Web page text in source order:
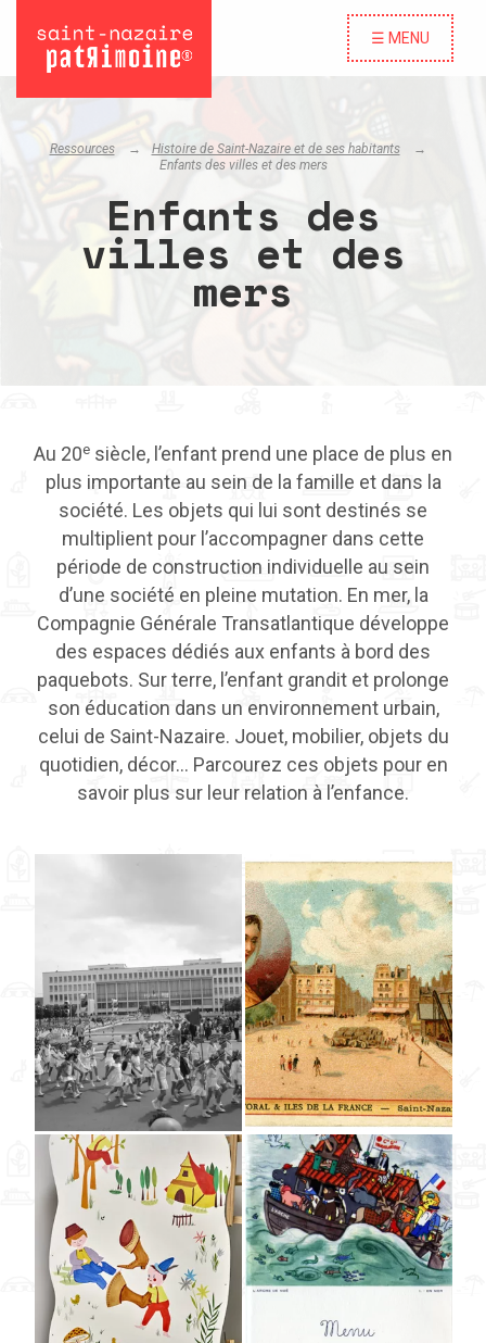
☰ MENU
Ressources
Histoire de Saint-Nazaire et de ses habitants
Enfants des villes et des mers
Enfants des
villes et des
mers
Au 20e siècle, l’enfant prend une place de plus en
plus importante au sein de la famille et dans la
société. Les objets qui lui sont destinés se
multiplient pour l’accompagner dans cette
période de construction individuelle au sein
d’une société en pleine mutation. En mer, la
Compagnie Générale Transatlantique développe
des espaces dédiés aux enfants à bord des
paquebots. Sur terre, l’enfant grandit et prolonge
son éducation dans un environnement urbain,
celui de Saint-Nazaire. Jouet, mobilier, objets du
quotidien, décor… Parcourez ces objets pour en
savoir plus sur leur relation à l’enfance.